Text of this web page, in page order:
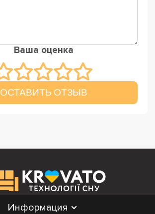
Ваша оценка
ОСТАВИТЬ ОТЗЫВ
Информация